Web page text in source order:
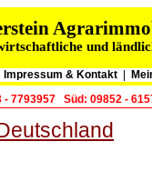
und
Impressum & Kontakt
- 7793957 Süd: 09852 -